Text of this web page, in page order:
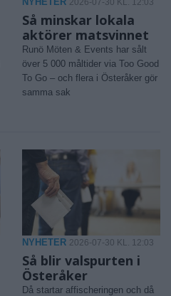
Så minskar lokala
aktörer matsvinnet
Runö Möten & Events har sålt
över 5 000 måltider via Too Good
To Go – och flera i Österåker gör
samma sak
NYHETER 2026-07-30 KL. 12:03
Så blir valspurten i
Österåker
Då startar affischeringen och då